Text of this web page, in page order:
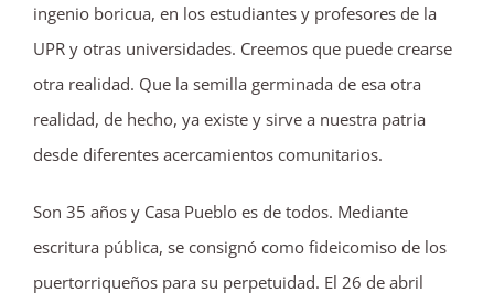
ingenio boricua, en los estudiantes y profesores de la
UPR y otras universidades. Creemos que puede crearse
otra realidad. Que la semilla germinada de esa otra
realidad, de hecho, ya existe y sirve a nuestra patria
desde diferentes acercamientos comunitarios.
Son 35 años y Casa Pueblo es de todos. Mediante
escritura pública, se consignó como fideicomiso de los
puertorriqueños para su perpetuidad. El 26 de abril